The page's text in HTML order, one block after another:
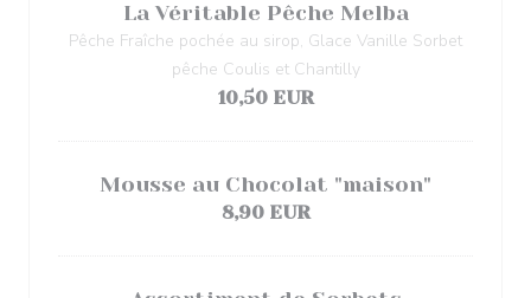
La Véritable Pêche Melba
Pêche Fraîche pochée au sirop, Glace Vanille Sorbet
pêche Coulis et Chantilly
10,50 EUR
Mousse au Chocolat "maison"
8,90 EUR